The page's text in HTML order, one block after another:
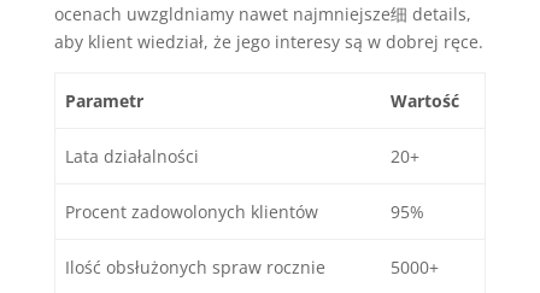
ocenach uwzgldniamy nawet najmniejsze细 details,
aby klient wiedział, że jego interesy są w dobrej ręce.
Parametr Wartość
Lata działalności 20+
Procent zadowolonych klientów 95%
Ilość obsłużonych spraw rocznie 5000+